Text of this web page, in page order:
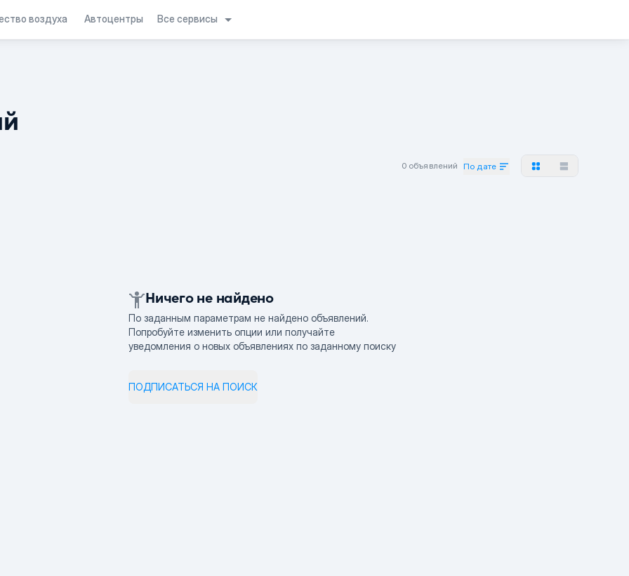
воздуха Автоцентры Все сервисы
0 объявлений По дате
Ничего не найдено
По заданным параметрам не найдено объявлений.
Попробуйте изменить опции или получайте
уведомления о новых объявлениях по заданному поиску
ПОДПИСАТЬСЯ НА ПОИСК